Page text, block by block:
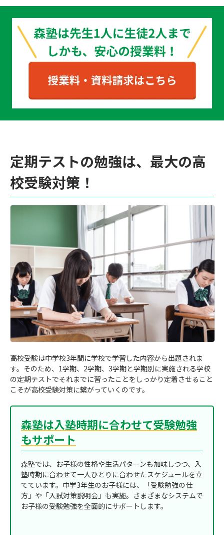
定期テストの勉強は、最大の高
校受験対策！
高校受験は中学校3年間に学校で学習した内容から出題されま
す。そのため、1学期、2学期、3学期と学期別に実施される学校
の定期テストでそれまでに習ったことをしっかり定着させること
こそが高校受験対策に繋がっていくのです。
森塾は入塾時期に合わせて受験勉強
もサポート
森塾では、お子様の性格や生活パターンも加味しつつ、入
塾時期に合わせて一人ひとりに合わせたスケジュールを立
てています。中学3年生のお子様には、「受験勉強の仕
方」や「入試対策説明会」も実施。さまざまなシステムで
お子様の受験勉強を全面的にサポートします。